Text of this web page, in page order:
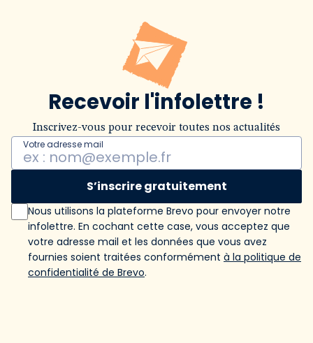
Recevoir l'infolettre !
Inscrivez-vous pour recevoir toutes nos actualités
Votre adresse mail
S’inscrire gratuitement
Nous utilisons la plateforme Brevo pour envoyer notre
infolettre. En cochant cette case, vous acceptez que
votre adresse mail et les données que vous avez
fournies soient traitées conformément à la politique de
confidentialité de Brevo.